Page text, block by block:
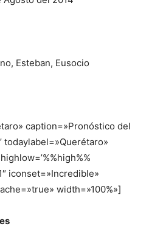
, Esteban, Eusocio
caption=»Pronóstico del
todaylabel=»Querétaro»
iconset=»Incredible»
width=»100%»]